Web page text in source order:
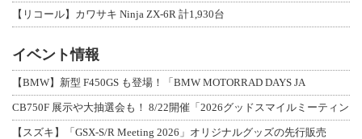
【リコール】カワサキ Ninja ZX-6R 計1,930台
イベント情報
【BMW】新型 F450GS も登場！「BMW MOTORRAD DAYS JA
CB750F 展示や大抽選会も！ 8/22開催「2026グッドスマイルミーティン
【スズキ】「GSX-S/R Meeting 2026」オリジナルグッズの先行販売